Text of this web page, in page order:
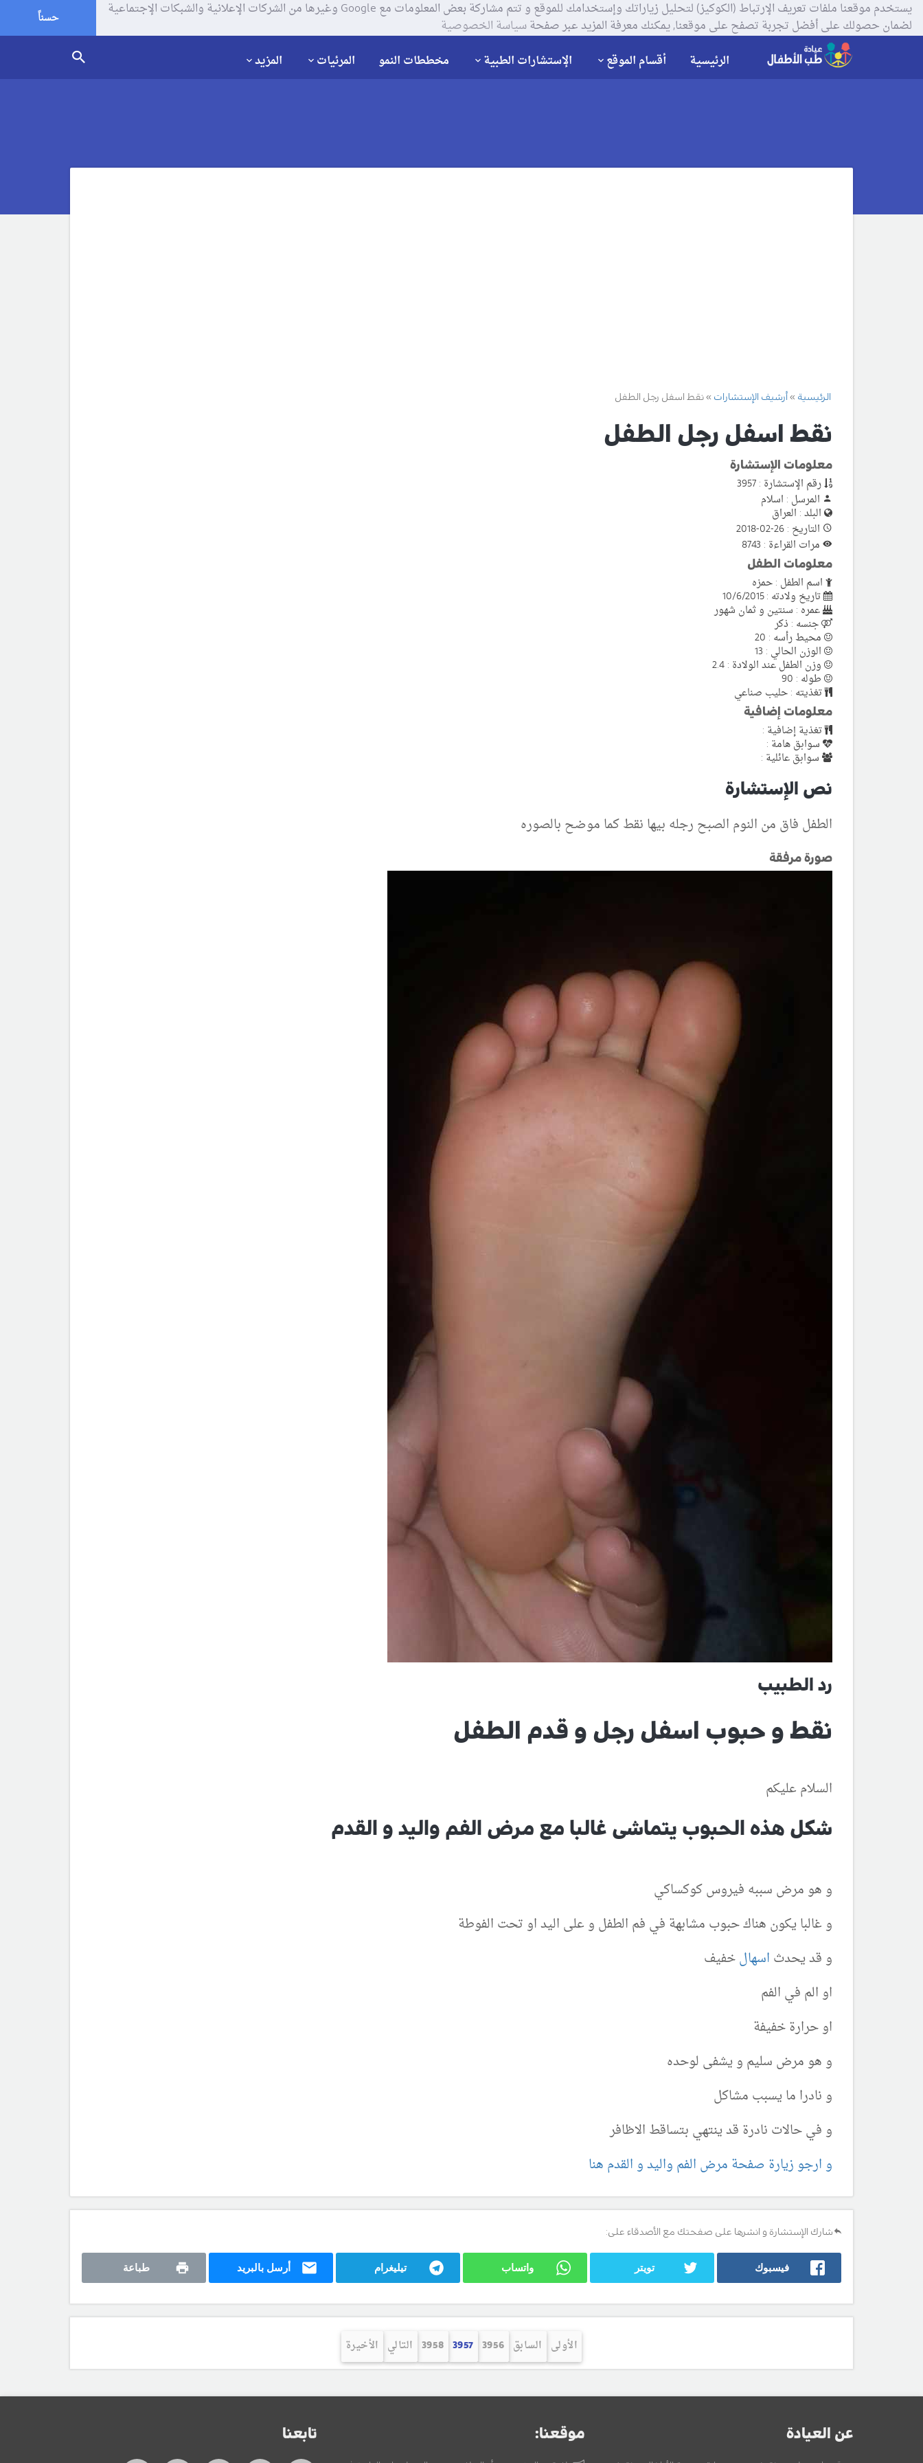
يستخدم موقعنا ملفات تعريف الإرتباط (الكوكيز) لتحليل زياراتك وإستخدامك للموقع و تتم مشاركة بعض المعلومات مع Google وغيرها من الشركات الإعلانية والشبكات الإجتماعية
لضمان حصولك على أفضل تجربة تصفح على موقعنا, يمكنك معرفة المزيد عبر صفحةسياسة الخصوصية حسناً
الرئيسية أقسام الموقع الإستشارات الطبية مخططات النمو المرئيات المزيد
الرئيسية أرشيف الإستشارات نقط اسفل رجل الطفل
نقط اسفل رجل الطفل
معلومات الإستشارة
رقم الإستشارة : 3957
المرسل : اسلام
البلد : العراق
التاريخ : 26-02-2018
مرات القراءة : 8743
معلومات الطفل
اسم الطفل : حمزه
تاريخ ولادته : 10/6/2015
عمره : سنتين و ثمان شهور
جنسه : ذكر
محيط رأسه : 20
الوزن الحالي : 13
وزن الطفل عند الولادة : 2.4
طوله : 90
تغذيته : حليب صناعي
معلومات إضافية
تغذية إضافية :
سوابق هامة :
سوابق عائلية :
نص الإستشارة
الطفل فاق من النوم الصبح رجله بيها نقط كما موضح بالصوره
صورة مرفقة
رد الطبيب
نقط و حبوب اسفل رجل و قدم الطفل
السلام عليكم
شكل هذه الحبوب يتماشى غالبا مع مرض الفم واليد و القدم
و هو مرض سببه فيروس كوكساكي
و غالبا يكون هناك حبوب مشابهة في فم الطفل و على اليد او تحت الفوطة
و قد يحدث اسهالخفيف
او الم في الفم
او حرارة خفيفة
و هو مرض سليم و يشفى لوحده
و نادرا ما يسبب مشاكل
و في حالات نادرة قد ينتهي بتساقط الاظافر
و ارجو زيارة صفحة مرض الفم واليد و القدم هنا
شارك الإستشارة و انشرها على صفحتك مع الأصدقاء على:
فيسبوك تويتر واتساب تيليغرام أرسل بالبريد طباعة
الأولى السابق 3956
3957
3958 التالي الأخيرة
عن العيادة موقعنا: تابعنا